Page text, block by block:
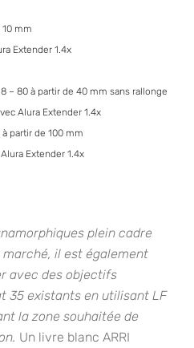
mm
Extender 1.4x
– 80 à partir de 40 mm sans rallonge
Alura Extender 1.4x
partir de 100 mm
Extender 1.4x
plein cadre
il est également
avec des objectifs
35 existants en utilisant LF
la zone souhaitée de
Un livre blanc ARRI